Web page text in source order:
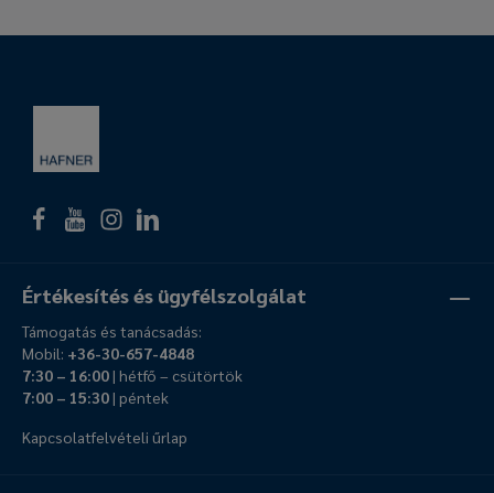
Értékesítés és ügyfélszolgálat
Támogatás és tanácsadás:
Mobil: +36-30-657-4848
7:30 – 16:00| hétfő – csütörtök
7:00 – 15:30| péntek
Kapcsolatfelvételi űrlap